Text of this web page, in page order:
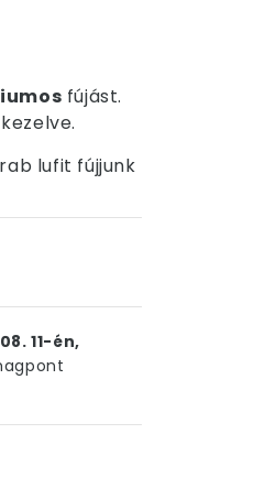
fújást.
lufit fújjunk
11-én,